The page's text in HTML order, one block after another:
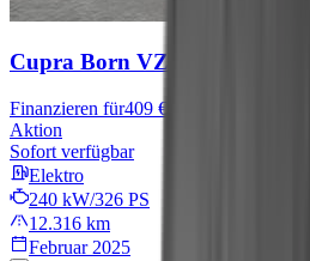
Cupra Born VZ
Finanzieren für409 € mtl.
Aktion
Sofort verfügbar
Elektro
240 kW/326 PS
12.316 km
Februar 2025